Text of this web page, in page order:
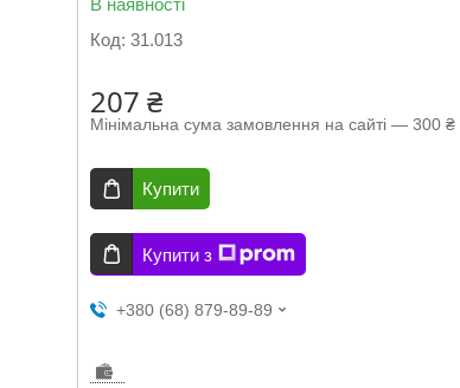
В наявності
Код: 31.013
207 ₴
Мінімальна сума замовлення на сайті — 300 ₴
Купити
Купити з
+380 (68) 879-89-89